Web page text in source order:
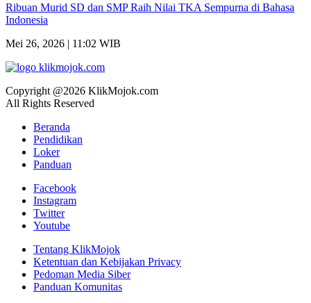
Ribuan Murid SD dan SMP Raih Nilai TKA Sempurna di Bahasa
Indonesia
Mei 26, 2026 | 11:02 WIB
Copyright @2026 KlikMojok.com
All Rights Reserved
Beranda
Pendidikan
Loker
Panduan
Facebook
Instagram
Twitter
Youtube
Tentang KlikMojok
Ketentuan dan Kebijakan Privacy
Pedoman Media Siber
Panduan Komunitas